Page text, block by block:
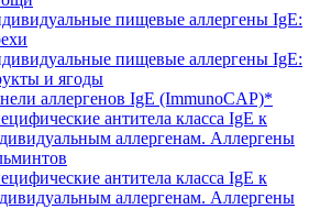
пищевые аллергены IgE:
пищевые аллергены IgE:
и ягоды
аллергенов IgE (ImmunoCAP)*
антитела класса IgE к
аллергенам. Аллергены
антитела класса IgE к
аллергенам. Аллергены